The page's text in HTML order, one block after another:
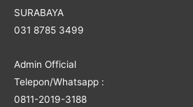
SURABAYA
031 8785 3499
Admin Official
Telepon/Whatsapp :
0811-2019-3188